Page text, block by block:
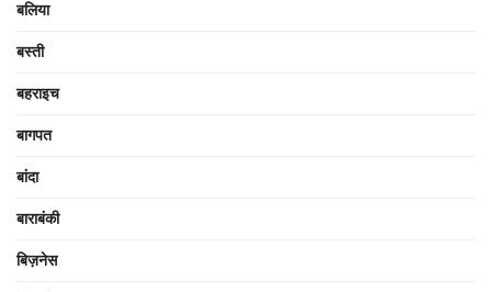
बलिया
बस्ती
बहराइच
बागपत
बांदा
बाराबंकी
बिज़नेस